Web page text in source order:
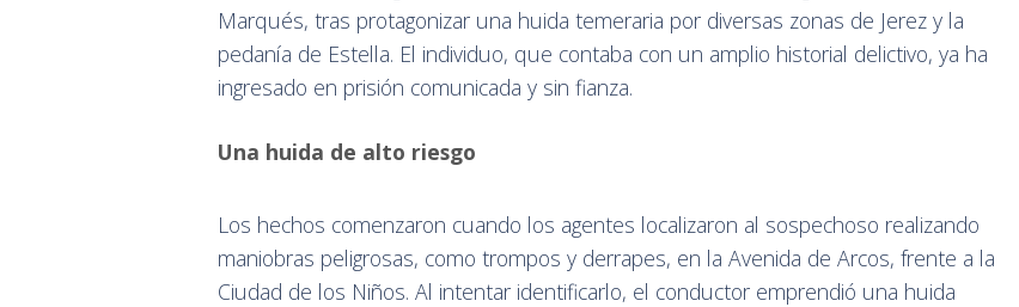
Marqués, tras protagonizar una huida temeraria por diversas zonas de Jerez y la
pedanía de Estella. El individuo, que contaba con un amplio historial delictivo, ya ha
ingresado en prisión comunicada y sin fianza.
Una huida de alto riesgo
Los hechos comenzaron cuando los agentes localizaron al sospechoso realizando
maniobras peligrosas, como trompos y derrapes, en la Avenida de Arcos, frente a la
Ciudad de los Niños. Al intentar identificarlo, el conductor emprendió una huida